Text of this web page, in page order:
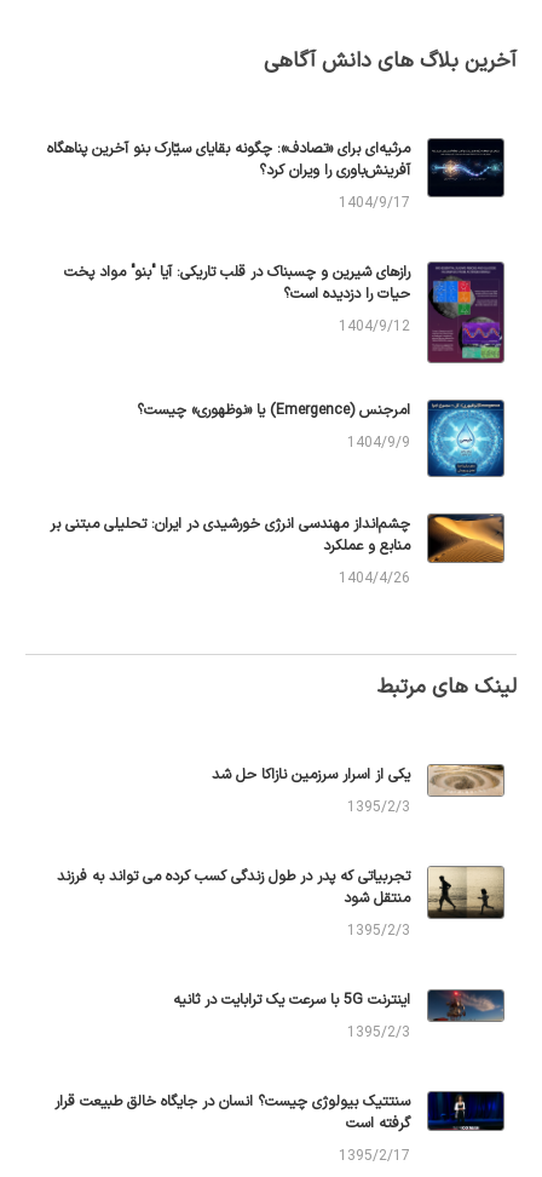
آخرین بلاگ های دانش آگاهی
مرثیه‌ای برای «تصادف»: چگونه بقایای سیّارک بنو آخرین پناهگاه
آفرینش‌باوری را ویران کرد؟
1404/9/17
رازهای شیرین و چسبناک در قلب تاریکی: آیا "بنو" مواد پخت
حیات را دزدیده است؟
1404/9/12
امرجنس (Emergence) یا «نوظهوری» چیست؟
1404/9/9
چشم‌انداز مهندسی انرژی خورشیدی در ایران: تحلیلی مبتنی بر
منابع و عملکرد
1404/4/26
لینک های مرتبط
یکی از اسرار سرزمین نازاکا حل شد
1395/2/3
تجربیاتی که پدر در طول زندگی کسب کرده می تواند به فرزند
منتقل شود
1395/2/3
اینترنت 5G با سرعت یک ترابایت در ثانیه
1395/2/3
سنتتیک بیولوژی چیست؟ انسان در جایگاه خالق طبیعت قرار
گرفته است
1395/2/17